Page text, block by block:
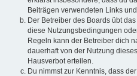
Beiträgen verwendeten Links
Der Betreiber des Boards übt
diese Nutzungsbedingungen
Regeln kann der Betreiber dich
dauerhaft von der Nutzung
Hausverbot erteilen.
Du nimmst zur Kenntnis, dass